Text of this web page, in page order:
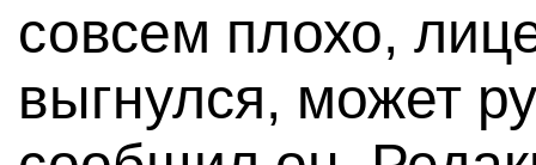
совсем плохо,
выгнулся, может